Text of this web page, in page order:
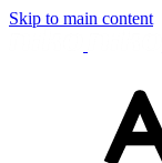
Skip to main content